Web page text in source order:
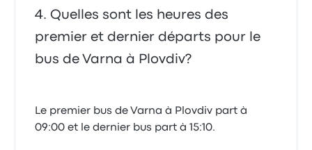
Quelles sont les heures des
premier et dernier départs pour le
bus de Varna à Plovdiv?
Le premier bus de Varna à Plovdiv part à
09:00 et le dernier bus part à 15:10.